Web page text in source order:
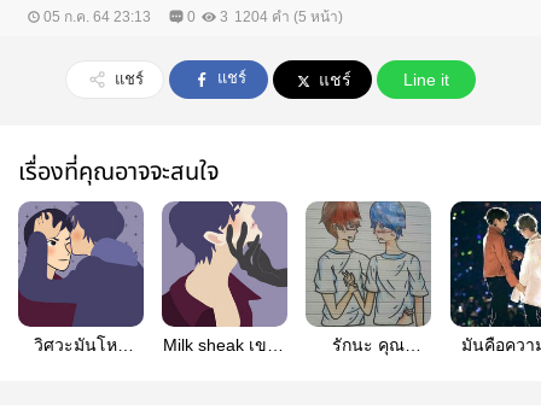
05 ก.ค. 64 23:13 0 3 1204 คำ (5 หน้า)
แชร์ แชร์ แชร์ Line it
เรื่องที่คุณอาจจะสนใจ
วิศวะมันโหด
Milk sheak เขย่า
รักนะ คุณ
มันคือควา